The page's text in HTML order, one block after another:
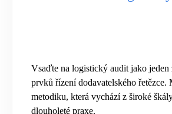
Vsaďte na logistický audit jako
prvků řízení dodavatelského řetězce.
metodiku, která vychází z široké
dlouholeté praxe.